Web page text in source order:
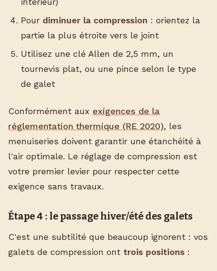
Pour diminuer la compression : orientez la
partie la plus étroite vers le joint
Utilisez une clé Allen de 2,5 mm, un
tournevis plat, ou une pince selon le type
de galet
Conformément aux exigences de la
réglementation thermique (RE 2020), les
menuiseries doivent garantir une étanchéité à
l'air optimale. Le réglage de compression est
votre premier levier pour respecter cette
exigence sans travaux.
Étape 4 : le passage hiver/été des galets
C'est une subtilité que beaucoup ignorent : vos
galets de compression ont trois positions :